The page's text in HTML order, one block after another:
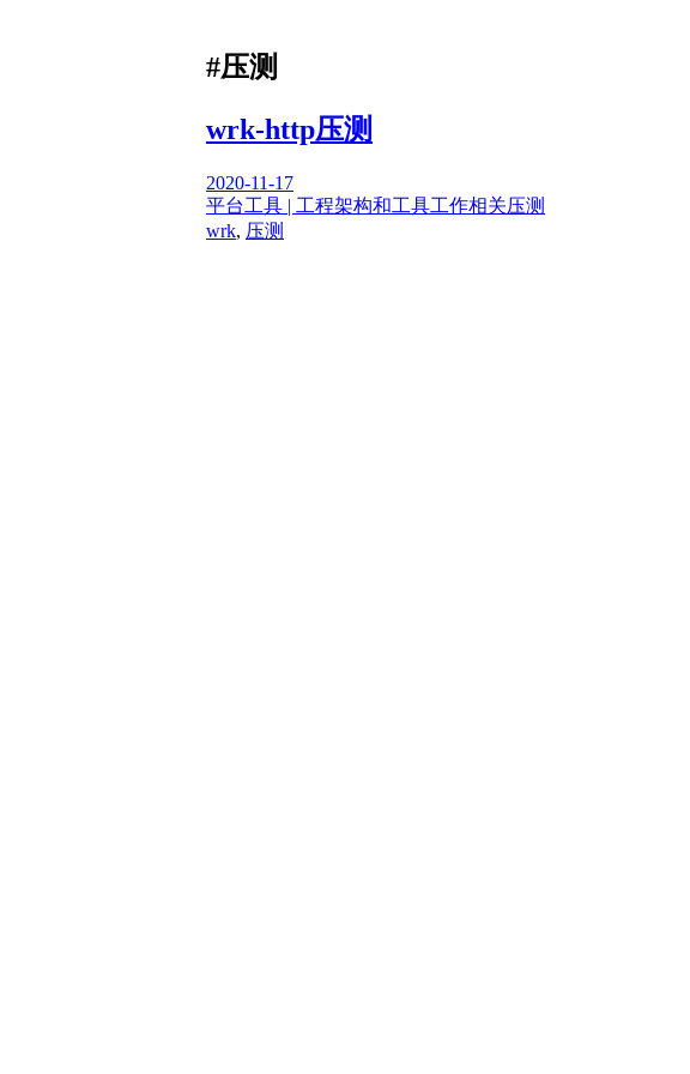
#压测
wrk-http压测
2020-11-17
平台工具 | 工程架构和工具工作相关压测
wrk, 压测